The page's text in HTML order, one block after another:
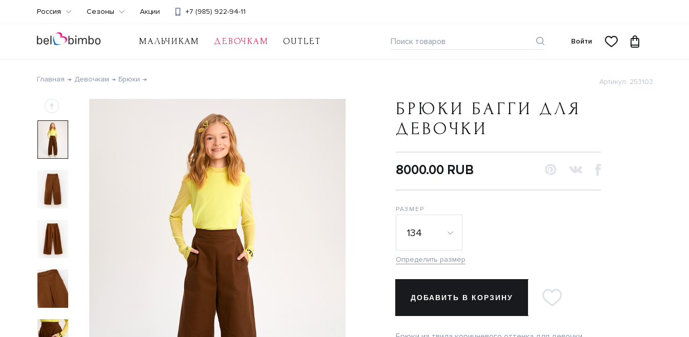
МАЛЬЧИКАМ ДЕВОЧКАМ OUTLET
+7 (985) 922-94-11
Россия Сезоны Акции
Войти
Главная Девочкам Брюки Артикул: 253103
БРЮКИ БАГГИ ДЛЯ
ДЕВОЧКИ
8000.00 RUB
РАЗМЕР
134
Определить размер
ДОБАВИТЬ В КОРЗИНУ